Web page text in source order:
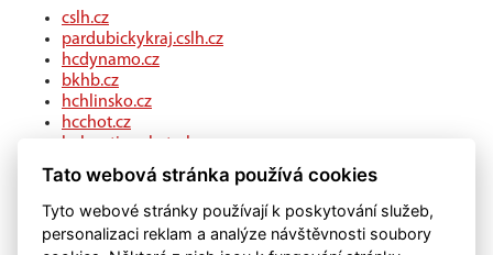
cslh.cz
pardubickykraj.cslh.cz
hcdynamo.cz
bkhb.cz
hchlinsko.cz
hcchot.cz
kohouti-ceskatrebova.cz
hcledec.cz
hclitomysl.cz
hcskutec.cz
hcslovan.com
hcchocen.cz
Tato webová stránka používá cookies
Tyto webové stránky používají k poskytování služeb,
personalizaci reklam a analýze návštěvnosti soubory